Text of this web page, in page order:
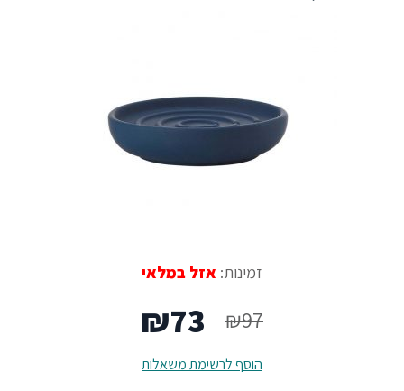
זמינות: אזל במלאי
₪97
המחיר
המקורי
₪73
הוסף לרשימת משאלות